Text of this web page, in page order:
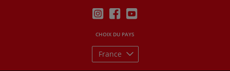
CHOIX DU PAYS
France